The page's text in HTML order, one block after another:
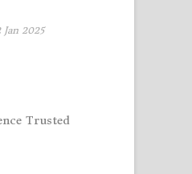
Jan 2025